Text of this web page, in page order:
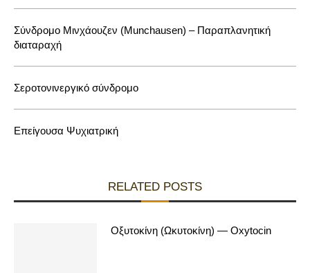
Σύνδρομο Μινχάουζεν (Munchausen) – Παραπλανητική
διαταραχή
Σεροτονινεργικό σύνδρομο
Επείγουσα Ψυχιατρική
RELATED POSTS
Οξυτοκίνη (Ωκυτοκίνη) — Oxytocin